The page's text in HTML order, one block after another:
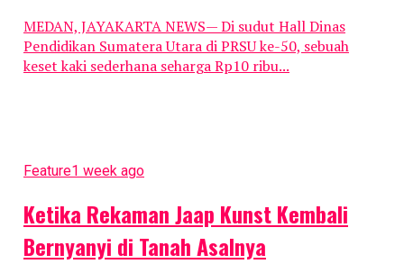
MEDAN, JAYAKARTA NEWS— Di sudut Hall Dinas
Pendidikan Sumatera Utara di PRSU ke-50, sebuah
keset kaki sederhana seharga Rp10 ribu...
Feature1 week ago
Ketika Rekaman Jaap Kunst Kembali
Bernyanyi di Tanah Asalnya